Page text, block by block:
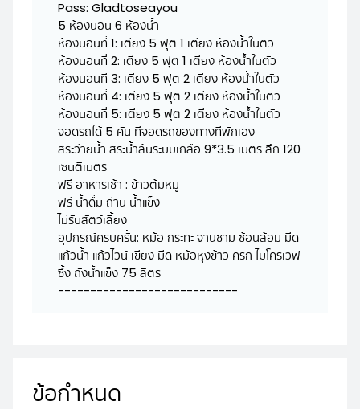
Pass: Gladtoseayou
5 ห้องนอน 6 ห้องน้ำ
ห้องนอนที่ 1: เตียง 5 ฟุต 1 เตียง ห้องน้ำในตัว
ห้องนอนที่ 2: เตียง 5 ฟุต 1 เตียง ห้องน้ำในตัว
ห้องนอนที่ 3: เตียง 5 ฟุต 2 เตียง ห้องน้ำในตัว
ห้องนอนที่ 4: เตียง 5 ฟุต 2 เตียง ห้องน้ำในตัว
ห้องนอนที่ 5: เตียง 5 ฟุต 2 เตียง ห้องน้ำในตัว
จอดรถได้ 5 คัน ที่จอดรถของทางที่พักเอง
สระว่ายน้ำ สระน้ำล้นระบบเกลือ 9*3.5 เมตร ลึก 120
เซนติเมตร
ฟรี อาหารเช้า : ข้าวต้มหมู
ฟรี น้ำดื่ม ถ่าน น้ำแข็ง
ไม่รับสัตว์เลี้ยง
อุปกรณ์ครบครั้น: หม้อ กระทะ จานชาม ช้อนส้อม มีด
แก้วน้ำ แก้วไวน์ เขียง มีด หม้อหุงข้าว ครก ไมโครเวฟ
ซึ้ง ถังน้ำแข็ง 75 ลิตร
----------------------------
ข้อกำหนด